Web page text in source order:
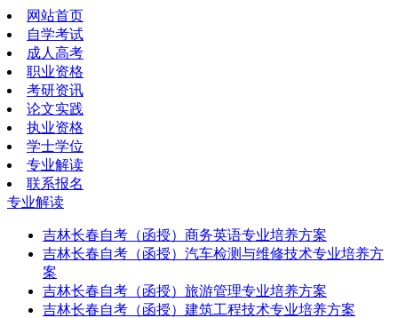
网站首页
自学考试
成人高考
职业资格
考研资讯
论文实践
执业资格
学士学位
专业解读
联系报名
专业解读
吉林长春自考（函授）商务英语专业培养方案
吉林长春自考（函授）汽车检测与维修技术专业培养方
案
吉林长春自考（函授）旅游管理专业培养方案
吉林长春自考（函授）建筑工程技术专业培养方案